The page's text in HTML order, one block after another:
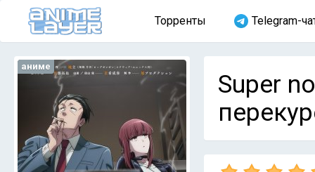
Торренты Telegram-
аниме
Super